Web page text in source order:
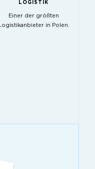
LOGISTIK
Einer der größten
Logistikanbieter in Polen.